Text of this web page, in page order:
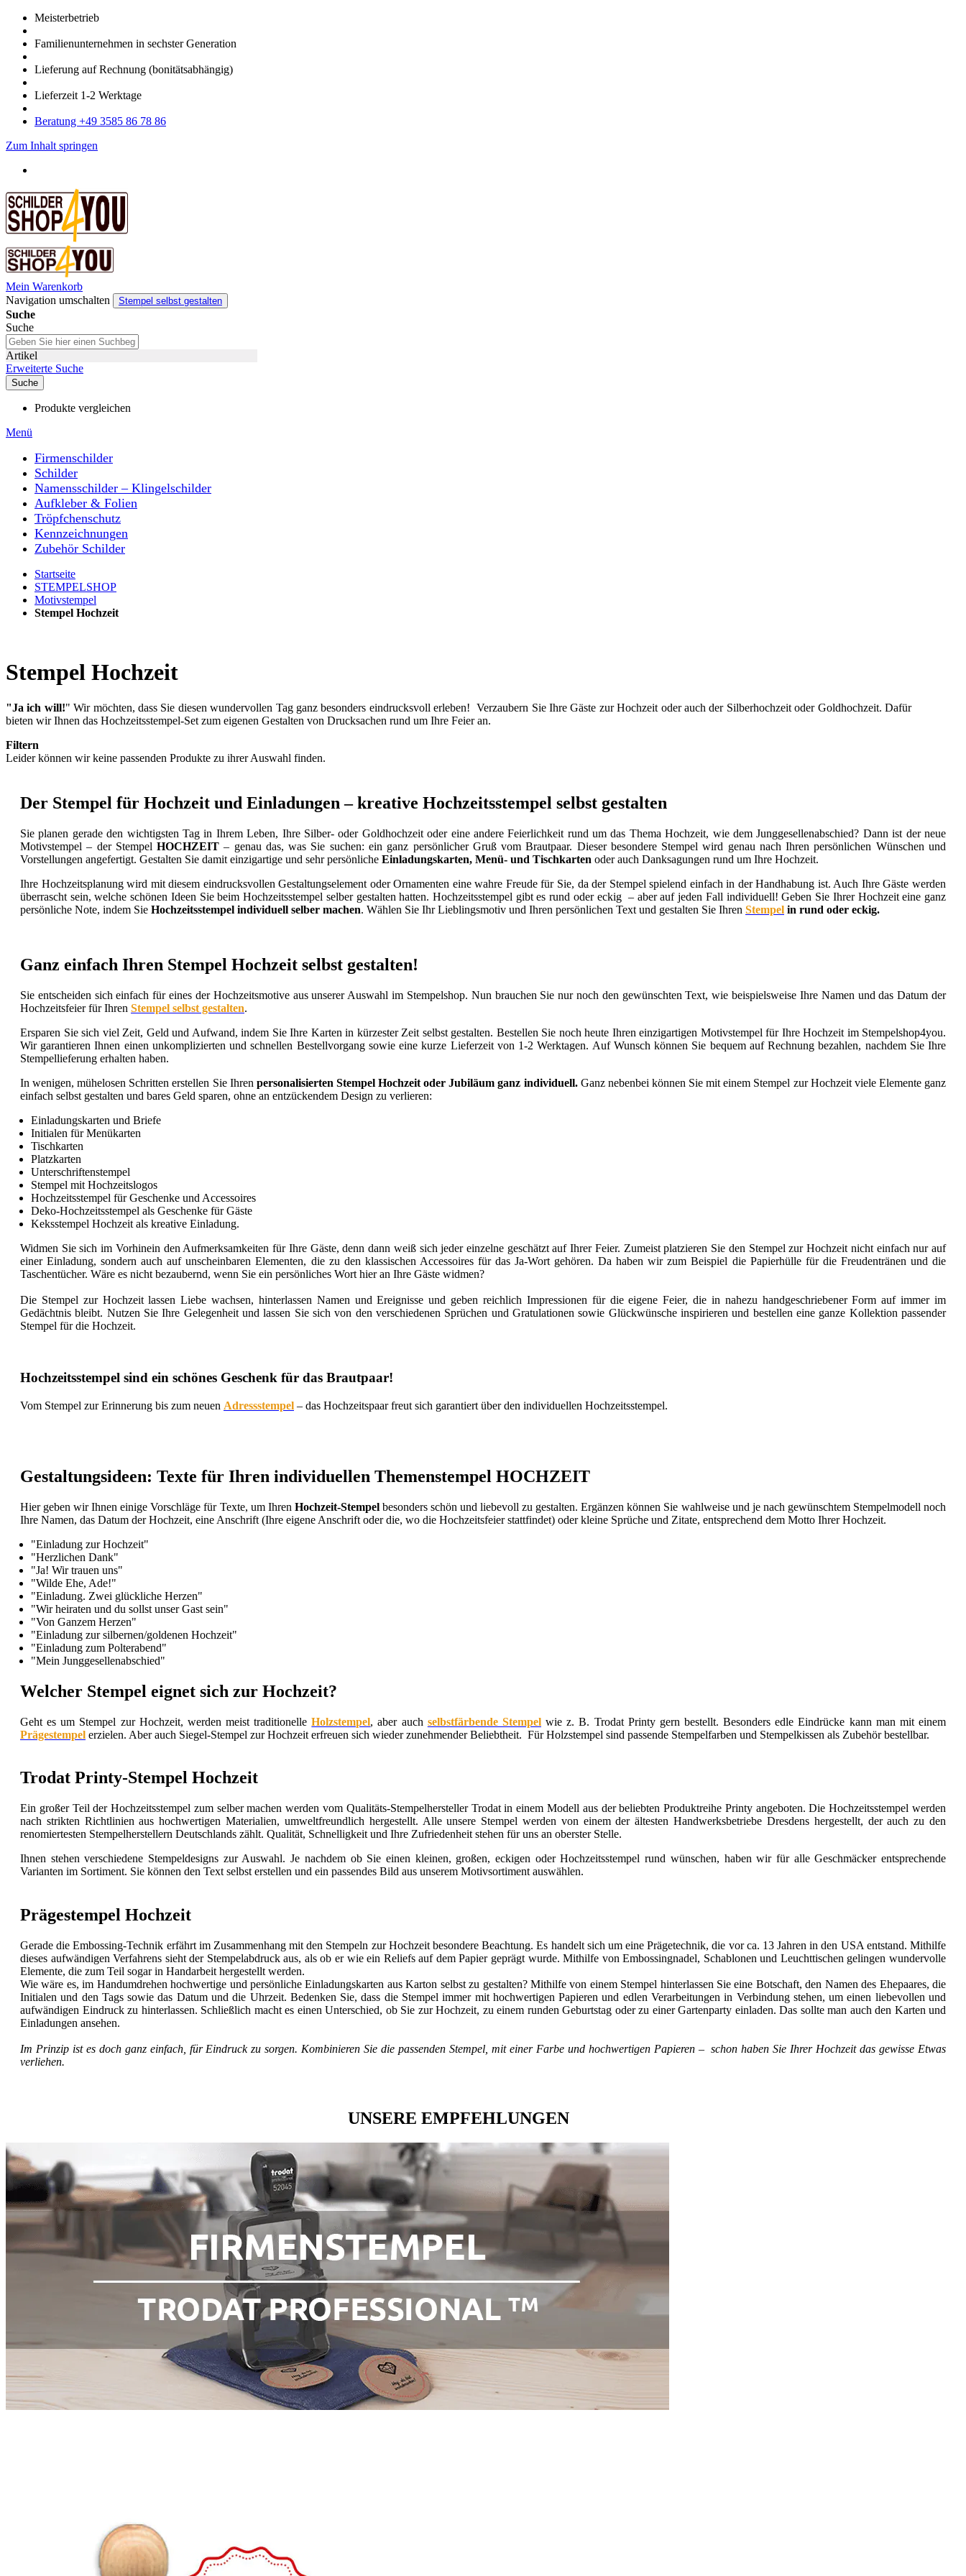
Meister­betrieb
Familien­unter­nehmen in sechster Gene­ration
Lieferung auf Rech­nung (bonitätsabhängig)
Liefer­zeit 1-2 Werk­tage
Bera­tung +49 3585 86 78 86
Zum Inhalt springen
Mein Warenkorb
Navigation umschalten
Stempel selbst gestalten
Suche
Suche
Artikel
Erweiterte Suche
Suche
Produkte vergleichen
Menü
Firmenschilder
Schilder
Namensschilder – Klingelschilder
Aufkleber & Folien
Tröpfchenschutz
Kennzeichnungen
Zubehör Schilder
Startseite
STEMPELSHOP
Motivstempel
Stempel Hochzeit
Stempel Hochzeit
"Ja ich will!" Wir möchten, dass Sie diesen wundervollen Tag ganz besonders eindrucksvoll erleben! Verzaubern Sie Ihre Gäste zur Hochzeit oder auch der Silberhochzeit oder Goldhochzeit. Dafür
bieten wir Ihnen das Hoch­­zeits­­­stempel-Set zum eigenen Gestalten von Drucksachen rund um Ihre Feier an.
Filtern
Leider können wir keine passenden Produkte zu ihrer Auswahl finden.
Der Stempel für Hochzeit und Einladungen – kreative Hochzeitsstempel selbst gestalten
Sie planen gerade den wichtigsten Tag in Ihrem Leben, Ihre Silber- oder Goldhochzeit oder eine andere Feierlichkeit rund um das Thema Hochzeit, wie dem Junggesellenabschied? Dann ist der neue
Motivstempel – der StempelHOCHZEIT – genau das, was Sie suchen: ein ganz persönlicher Gruß vom Brautpaar. Dieser besondere Stempel wird genau nach Ihren persönlichen Wünschen und
Vorstellungen angefertigt. Gestalten Sie damit einzigartige und sehr persönliche Einladungskarten, Menü- und Tischkarten oder auch Danksagungen rund um Ihre Hochzeit.
Ihre Hochzeitsplanung wird mit diesem eindrucksvollen Gestaltungselement oder Ornamenten eine wahre Freude für Sie, da der Stempel spielend einfach in der Handhabung ist. Auch Ihre Gäste werden
überrascht sein, welche schönen Ideen Sie beim Hochzeitsstempel selber gestalten hatten. Hochzeitsstempel gibt es rund oder eckig – aber auf jeden Fall individuell! Geben Sie Ihrer Hochzeit eine ganz
persönliche Note, indem Sie Hochzeitsstempel individuell selber machen. Wählen Sie Ihr Lieblingsmotiv und Ihren persönlichen Text und gestalten Sie Ihren Stempel in rund oder eckig.
Ganz einfach Ihren Stempel Hochzeit selbst gestalten!
Sie entscheiden sich einfach für eines der Hochzeitsmotive aus unserer Auswahl im Stempelshop. Nun brauchen Sie nur noch den gewünschten Text, wie beispielsweise Ihre Namen und das Datum der
Hochzeitsfeier für Ihren Stempel selbst gestalten.
Ersparen Sie sich viel Zeit, Geld und Aufwand, indem Sie Ihre Karten in kürzester Zeit selbst gestalten. Bestellen Sie noch heute Ihren einzigartigen Motivstempel für Ihre Hochzeit im Stempelshop4you.
Wir garantieren Ihnen einen unkomplizierten und schnellen Bestellvorgang sowie eine kurze Lieferzeit von 1-2 Werktagen. Auf Wunsch können Sie bequem auf Rechnung bezahlen, nachdem Sie Ihre
Stempellieferung erhalten haben.
In wenigen, mühelosen Schritten erstellen Sie Ihren personalisierten Stempel Hochzeit oder Jubiläum ganz individuell.Ganz nebenbei können Sie mit einem Stempel zur Hochzeit viele Elemente ganz
einfach selbst gestalten und bares Geld sparen, ohne an entzückendem Design zu verlieren:
Einladungskarten und Briefe
Initialen für Menükarten
Tischkarten
Platzkarten
Unterschriftenstempel
Stempel mit Hochzeitslogos
Hochzeitsstempel für Geschenke und Accessoires
Deko-Hochzeitsstempel als Geschenke für Gäste
Keksstempel Hochzeit als kreative Einladung.
Widmen Sie sich im Vorhinein den Aufmerksamkeiten für Ihre Gäste, denn dann weiß sich jeder einzelne geschätzt auf Ihrer Feier. Zumeist platzieren Sie den Stempel zur Hochzeit nicht einfach nur auf
einer Einladung, sondern auch auf unscheinbaren Elementen, die zu den klassischen Accessoires für das Ja-Wort gehören. Da haben wir zum Beispiel die Papierhülle für die Freudentränen und die
Taschentücher. Wäre es nicht bezaubernd, wenn Sie ein persönliches Wort hier an Ihre Gäste widmen?
Die Stempel zur Hochzeit lassen Liebe wachsen, hinterlassen Namen und Ereignisse und geben reichlich Impressionen für die eigene Feier, die in nahezu handgeschriebener Form auf immer im
Gedächtnis bleibt. Nutzen Sie Ihre Gelegenheit und lassen Sie sich von den verschiedenen Sprüchen und Gratulationen sowie Glückwünsche inspirieren und bestellen eine ganze Kollektion passender
Stempel für die Hochzeit.
Hochzeitsstempel sind ein schönes Geschenk für das Brautpaar!
Vom Stempel zur Erinnerung bis zum neuen Adressstempel – das Hochzeitspaar freut sich garantiert über den individuellen Hochzeitsstempel.
Gestaltungsideen: Texte für Ihren individuellen Themenstempel HOCHZEIT
Hier geben wir Ihnen einige Vorschläge für Texte, um Ihren Hochzeit-Stempel besonders schön und liebevoll zu gestalten. Ergänzen können Sie wahlweise und je nach gewünschtem Stempelmodell noch
Ihre Namen, das Datum der Hochzeit, eine Anschrift (Ihre eigene Anschrift oder die, wo die Hochzeitsfeier stattfindet) oder kleine Sprüche und Zitate, entsprechend dem Motto Ihrer Hochzeit.
"Einladung zur Hochzeit"
"Herzlichen Dank"
"Ja! Wir trauen uns"
"Wilde Ehe, Ade!"
"Einladung. Zwei glückliche Herzen"
"Wir heiraten und du sollst unser Gast sein"
"Von Ganzem Herzen"
"Einladung zur silbernen/goldenen Hochzeit"
"Einladung zum Polterabend"
"Mein Junggesellenabschied"
Welcher Stempel eignet sich zur Hochzeit?
Geht es um Stempel zur Hochzeit, werden meist traditionelleHolzstempel, aber auch selbstfärbende Stempelwie z. B. Trodat Printy gern bestellt. Besonders edle Eindrücke kann man mit einem
Prägestempel erzielen. Aber auch Siegel-Stempel zur Hochzeit erfreuen sich wieder zunehmender Beliebtheit. Für Holzstempel sind passende Stempelfarben und Stempelkissen als Zubehör bestellbar.
Trodat Printy-Stempel Hochzeit
Ein großer Teil der Hochzeitsstempel zum selber machen werden vom Qualitäts-Stempelhersteller Trodat in einem Modell aus der beliebten Produktreihe Printy angeboten. Die Hochzeitsstempel werden
nach strikten Richtlinien aus hochwertigen Materialien, umweltfreundlich hergestellt. Alle unsere Stempel werden von einem der ältesten Handwerksbetriebe Dresdens hergestellt, der auch zu den
renomiertesten Stempelherstellern Deutschlands zählt. Qualität, Schnelligkeit und Ihre Zufriedenheit stehen für uns an oberster Stelle.
Ihnen stehen verschiedene Stempeldesigns zur Auswahl. Je nachdem ob Sie einen kleinen, großen, eckigen oder Hochzeitsstempel rund wünschen, haben wir für alle Geschmäcker entsprechende
Varianten im Sortiment. Sie können den Text selbst erstellen und ein passendes Bild aus unserem Motivsortiment auswählen.
Prägestempel Hochzeit
Gerade die Embossing-Technik erfährt im Zusammenhang mit den Stempeln zur Hochzeit besondere Beachtung. Es handelt sich um eine Prägetechnik, die vor ca. 13 Jahren in den USA entstand. Mithilfe
dieses aufwändigen Verfahrens sieht der Stempelabdruck aus, als ob er wie ein Reliefs auf dem Papier geprägt wurde. Mithilfe von Embossingnadel, Schablonen und Leuchttischen gelingen wundervolle
Elemente, die zum Teil sogar in Handarbeit hergestellt werden.
Wie wäre es, im Handumdrehen hochwertige und persönliche Einladungskarten aus Karton selbst zu gestalten? Mithilfe von einem Stempel hinterlassen Sie eine Botschaft, den Namen des Ehepaares, die
Initialen und den Tags sowie das Datum und die Uhrzeit. Bedenken Sie, dass die Stempel immer mit hochwertigen Papieren und edlen Verarbeitungen in Verbindung stehen, um einen liebevollen und
aufwändigen Eindruck zu hinterlassen. Schließlich macht es einen Unterschied, ob Sie zur Hochzeit, zu einem runden Geburtstag oder zu einer Gartenparty einladen. Das sollte man auch den Karten und
Einladungen ansehen.
Im Prinzip ist es doch ganz einfach, für Eindruck zu sorgen. Kombinieren Sie die passenden Stempel, mit einer Farbe und hochwertigen Papieren – schon haben Sie Ihrer Hochzeit das gewisse Etwas
verliehen.
UNSERE EMPFEHLUNGEN